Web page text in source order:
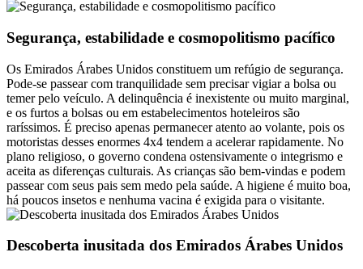
Segurança, estabilidade e cosmopolitismo pacífico
Os Emirados Árabes Unidos constituem um refúgio de segurança.
Pode-se passear com tranquilidade sem precisar vigiar a bolsa ou
temer pelo veículo. A delinquência é inexistente ou muito marginal,
e os furtos a bolsas ou em estabelecimentos hoteleiros são
raríssimos. É preciso apenas permanecer atento ao volante, pois os
motoristas desses enormes 4x4 tendem a acelerar rapidamente. No
plano religioso, o governo condena ostensivamente o integrismo e
aceita as diferenças culturais. As crianças são bem-vindas e podem
passear com seus pais sem medo pela saúde. A higiene é muito boa,
há poucos insetos e nenhuma vacina é exigida para o visitante.
Descoberta inusitada dos Emirados Árabes Unidos